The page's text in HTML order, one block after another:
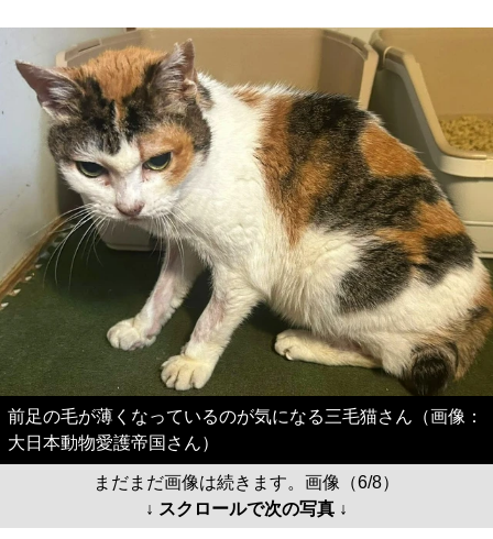
前足の毛が薄くなっているのが気になる三毛猫さん（画像：
大日本動物愛護帝国さん）
まだまだ画像は続きます。画像（6/8）
↓ スクロールで次の写真 ↓